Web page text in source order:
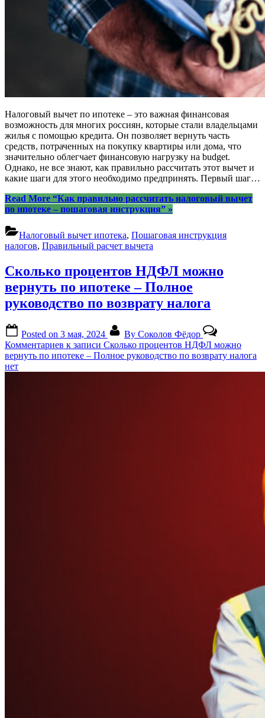
Налоговый вычет по ипотеке – это важная финансовая
возможность для многих россиян, которые стали владельцами
жилья с помощью кредита. Он позволяет вернуть часть
средств, потраченных на покупку квартиры или дома, что
значительно облегчает финансовую нагрузку на budget.
Однако, не все знают, как правильно рассчитать этот вычет и
какие шаги для этого необходимо предпринять. Первый шаг…
Read More “Как правильно рассчитать налоговый вычет
по ипотеке – пошаговая инструкция” »
Налоговый вычет ипотека, Пошаговая инструкция
налогов, Правильный расчет вычета
Сколько процентов НДФЛ можно
вернуть по ипотеке – Полное
руководство по возврату налога
Posted on 3 мая, 2024 By Соколов Фёдор
Комментариев к записи Сколько процентов НДФЛ можно
вернуть по ипотеке – Полное руководство по возврату налога
нет